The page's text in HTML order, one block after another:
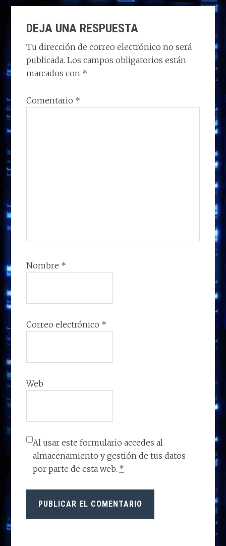
d
o
n
b
o
o
k
e
dI
n
s
A
p
p
g
m
p
ti
r
CON
LOS
LECTORES
DEJA UNA RESPUESTA
Tu dirección de correo electrónico no será
publicada. Los campos obligatorios están
marcados con *
Comentario *
Nombre *
Correo electrónico *
Web
Al usar este formulario accedes al
almacenamiento y gestión de tus datos
por parte de esta web. *